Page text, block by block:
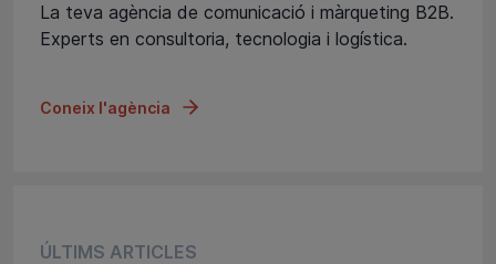
La teva agència de comunicació i màrqueting B2B.
Experts en consultoria, tecnologia i logística.
Coneix l'agència
ÚLTIMS ARTICLES